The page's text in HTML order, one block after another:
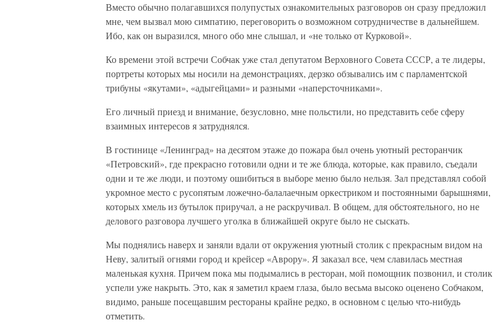
Вместо обычно полагавшихся полупустых ознакомительных разговоров он сразу предложил
мне, чем вызвал мою симпатию, переговорить о возможном сотрудничестве в дальнейшем.
Ибо, как он выразился, много обо мне слышал, и «не только от Курковой».
Ко времени этой встречи Собчак уже стал депутатом Верховного Совета СССР, а те лидеры,
портреты которых мы носили на демонстрациях, дерзко обзывались им с парламентской
трибуны «якутами», «адыгейцами» и разными «наперсточниками».
Его личный приезд и внимание, безусловно, мне польстили, но представить себе сферу
взаимных интересов я затруднялся.
В гостинице «Ленинград» на десятом этаже до пожара был очень уютный ресторанчик
«Петровский», где прекрасно готовили одни и те же блюда, которые, как правило, съедали
одни и те же люди, и поэтому ошибиться в выборе меню было нельзя. Зал представлял собой
укромное место с русопятым ложечно-балалаечным оркестриком и постоянными барышнями,
которых хмель из бутылок приручал, а не раскручивал. В общем, для обстоятельного, но не
делового разговора лучшего уголка в ближайшей округе было не сыскать.
Мы поднялись наверх и заняли вдали от окружения уютный столик с прекрасным видом на
Неву, залитый огнями город и крейсер «Аврору». Я заказал все, чем славилась местная
маленькая кухня. Причем пока мы подымались в ресторан, мой помощник позвонил, и столик
успели уже накрыть. Это, как я заметил краем глаза, было весьма высоко оценено Собчаком,
видимо, раньше посещавшим рестораны крайне редко, в основном с целью что-нибудь
отметить.